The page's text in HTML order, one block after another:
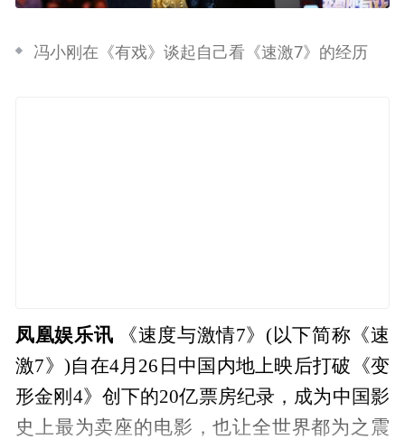
冯小刚在《有戏》谈起自己看《速激7》的经历
凤凰娱乐讯
《速度与激情7》(以下简称《速
激7》)自在4月26日中国内地上映后打破《变
形金刚4》创下的20亿票房纪录，成为中国影
史上最为卖座的电影，也让全世界都为之震